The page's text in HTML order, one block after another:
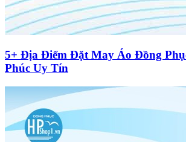
5+ Địa Điểm Đặt May Áo Đồng
Phúc Uy Tín